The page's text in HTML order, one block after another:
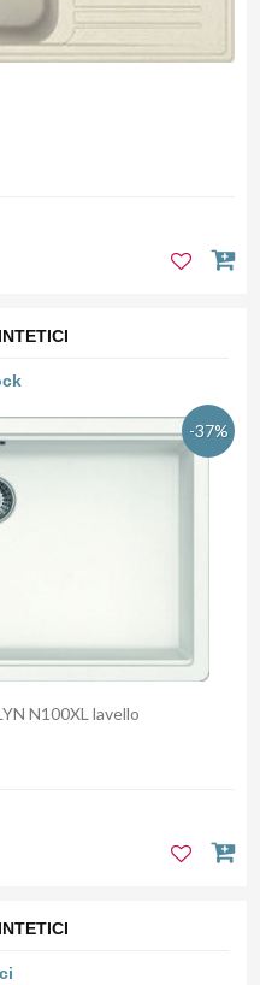
-37%
N100XL lavello